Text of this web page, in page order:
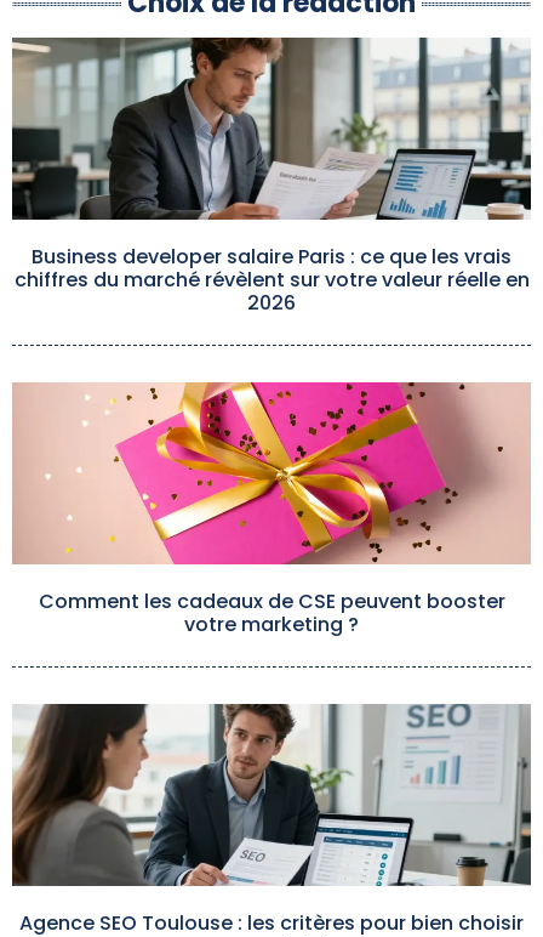
Business developer salaire Paris : ce que les vrais
chiffres du marché révèlent sur votre valeur réelle en
2026
Comment les cadeaux de CSE peuvent booster
votre marketing ?
Agence SEO Toulouse : les critères pour bien choisir